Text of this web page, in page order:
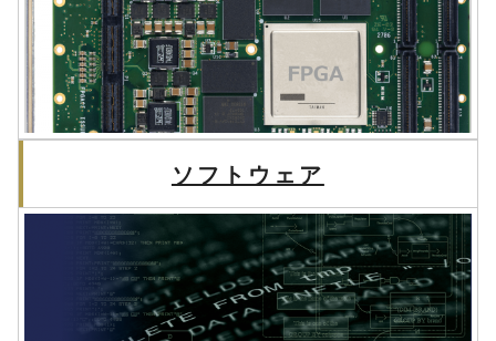
ソフトウェア